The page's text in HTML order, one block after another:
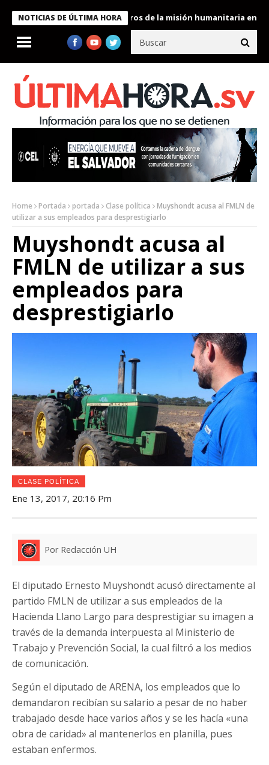
NOTICIAS DE ÚLTIMA HORA
condecora a miembros de la misión humanitaria enviada a
Home Portada portada Clase política
Muyshondt acusa al FMLN de
utilizar a sus empleados para desprestigiarlo
Muyshondt acusa al
FMLN de utilizar a sus
empleados para
desprestigiarlo
CLASE POLÍTICA
Ene 13, 2017, 20:16 Pm
Por Redacción UH
El diputado Ernesto Muyshondt acusó directamente al
partido FMLN de utilizar a sus empleados de la
Hacienda Llano Largo para desprestigiar su imagen a
través de la demanda interpuesta al Ministerio de
Trabajo y Prevención Social, la cual filtró a los medios
de comunicación.
Según el diputado de ARENA, los empleados que lo
demandaron recibían su salario a pesar de no haber
trabajado desde hace varios años y se les hacía «una
obra de caridad» al mantenerlos en planilla, pues
estaban enfermos.